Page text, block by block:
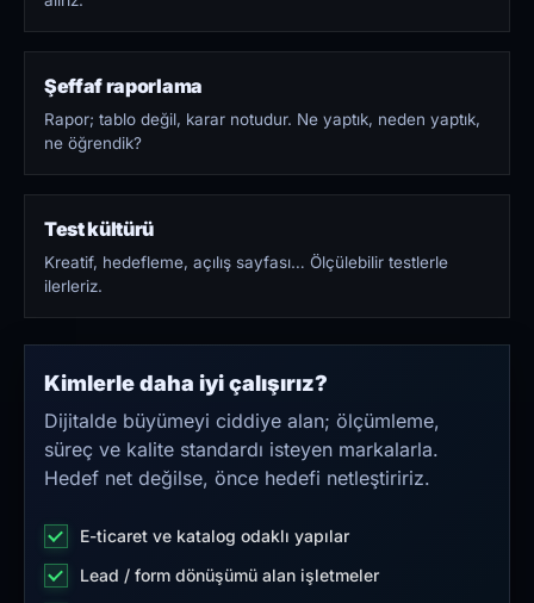
Şeffaf raporlama
Rapor; tablo değil, karar notudur. Ne yaptık, neden yaptık,
ne öğrendik?
Test kültürü
Kreatif, hedefleme, açılış sayfası… Ölçülebilir testlerle
ilerleriz.
Kimlerle daha iyi çalışırız?
Dijitalde büyümeyi ciddiye alan; ölçümleme,
süreç ve kalite standardı isteyen markalarla.
Hedef net değilse, önce hedefi netleştiririz.
E-ticaret ve katalog odaklı yapılar
Lead / form dönüşümü alan işletmeler